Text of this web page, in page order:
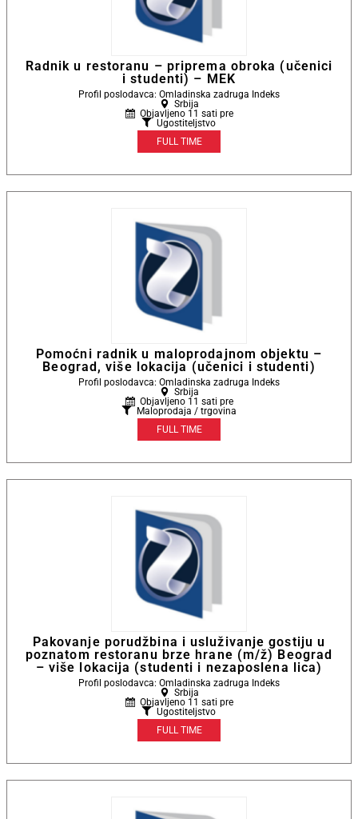
Radnik u restoranu – priprema obroka (učenici
i studenti) – MEK
Profil poslodavca: Omladinska zadruga Indeks
Srbija
Objavljeno 11 sati pre
Ugostiteljstvo
FULL TIME
Pomoćni radnik u maloprodajnom objektu –
Beograd, više lokacija (učenici i studenti)
Profil poslodavca: Omladinska zadruga Indeks
Srbija
Objavljeno 11 sati pre
Maloprodaja / trgovina
FULL TIME
Pakovanje porudžbina i usluživanje gostiju u
poznatom restoranu brze hrane (m/ž) Beograd
– više lokacija (studenti i nezaposlena lica)
Profil poslodavca: Omladinska zadruga Indeks
Srbija
Objavljeno 11 sati pre
Ugostiteljstvo
FULL TIME